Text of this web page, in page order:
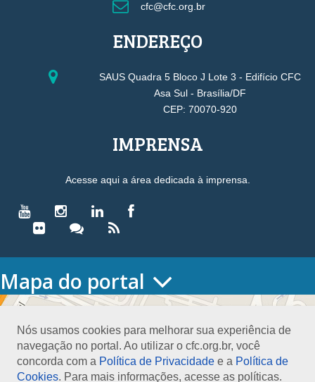
Nós usamos cookies para melhorar sua experiência de
navegação no portal. Ao utilizar o cfc.org.br, você
concorda com a Política de Privacidade e a Política de
Cookies. Para mais informações, acesse as políticas.
cfc@cfc.org.br
ENDEREÇO
SAUS Quadra 5 Bloco J Lote 3 - Edifício CFC
Asa Sul - Brasília/DF
CEP: 70070-920
IMPRENSA
Acesse aqui a área dedicada à imprensa.
Mapa do portal
HOME
Conselho Diretor
Nossa Sede
Planejamento